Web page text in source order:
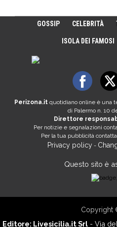
GOSSIP CELEBRITÀ
ISOLA DEI FAMOSI
Perizona.it quotidiano online è una
di Palermo n. 10
Direttore
Per notizie e segnalazioni
Per la tua pubblicità
Privacy policy-
Questo sito è
Copyright
Editore: Livesicilia.it Srl - Via